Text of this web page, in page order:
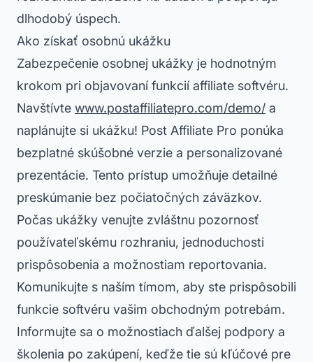
dlhodobý úspech.
Ako získať osobnú ukážku
Zabezpečenie osobnej ukážky je hodnotným
krokom pri objavovaní funkcií affiliate softvéru.
Navštívte www.postaffiliatepro.com/demo/ a
naplánujte si ukážku! Post Affiliate Pro ponúka
bezplatné skúšobné verzie a personalizované
prezentácie. Tento prístup umožňuje detailné
preskúmanie bez počiatočných záväzkov.
Počas ukážky venujte zvláštnu pozornosť
používateľskému rozhraniu, jednoduchosti
prispôsobenia a možnostiam reportovania.
Komunikujte s naším tímom, aby ste prispôsobili
funkcie softvéru vašim obchodným potrebám.
Informujte sa o možnostiach ďalšej podpory a
školenia po zakúpení, keďže tie sú kľúčové pre